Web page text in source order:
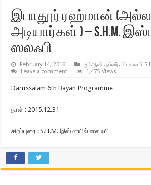
இபாதூர் ரஹ்மான்
அடியார்கள் ) – S.H.M.
ஸலஃபி
February 14, 2016 குர்ஆன் தப்ஸீர்,மௌலவி
Leave a comment
1,475 Views
Darussalam 6th Bayan Programme
நாள் : 2015.12.31
சிறப்புரை : S.H.M. இஸ்மாயில் ஸலஃபி